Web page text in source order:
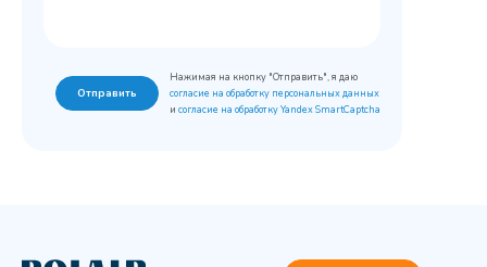
Отправить
Нажимая на кнопку "Отправить", я даю
согласие на обработку персональных данных
и согласие на обработку Yandex SmartCaptcha